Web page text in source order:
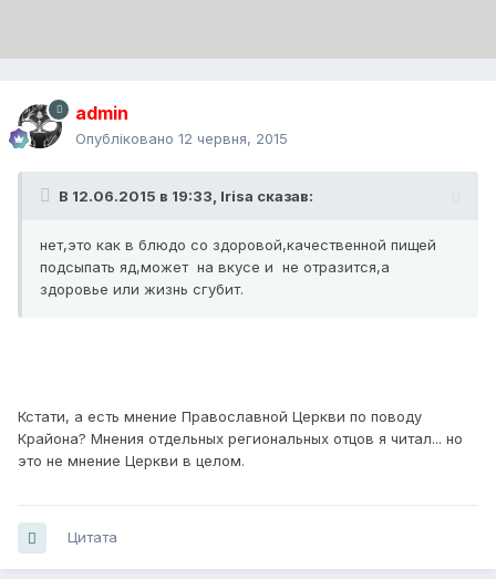
admin
Опубліковано 12 червня, 2015
В 12.06.2015 в 19:33, Irisa сказав:
нет,это как в блюдо со здоровой,качественной пищей
подсыпать яд,может на вкусе и не отразится,а
здоровье или жизнь сгубит.
Кстати, а есть мнение Православной Церкви по поводу
Крайона? Мнения отдельных региональных отцов я читал... но
это не мнение Церкви в целом.
Цитата